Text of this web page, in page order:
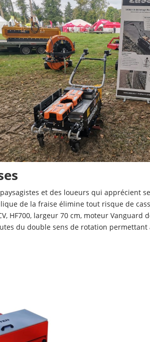
et des loueurs qui apprécient
de la fraise élimine tout risque de
HF700, largeur 70 cm, moteur Vanguard
du double sens de rotation